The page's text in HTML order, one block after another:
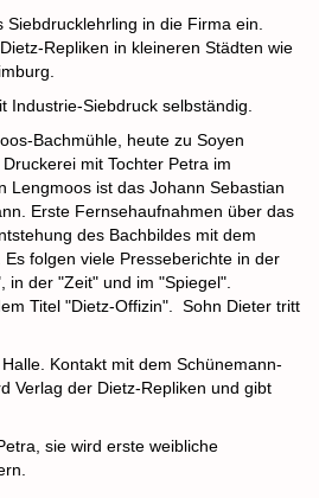
Siebdrucklehrling in die Firma ein.
Repliken in kleineren Städten wie
Industrie-Siebdruck selbständig.
Bachmühle, heute zu Soyen
mit Tochter Petra im
Lengmoos ist das Johann Sebastian
Erste Fernsehaufnahmen über das
des Bachbildes mit dem
folgen viele Presseberichte in der
in der "Zeit" und im "Spiegel".
Titel "Dietz-Offizin". Sohn Dieter tritt
Kontakt mit dem Schünemann-
Verlag der Dietz-Repliken und gibt
sie wird erste weibliche